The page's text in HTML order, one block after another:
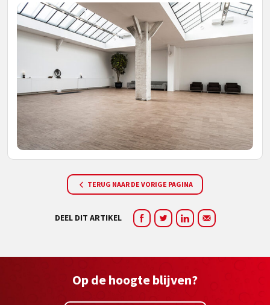
TERUG NAAR DE VORIGE PAGINA
DEEL DIT ARTIKEL
Op de hoogte blijven?